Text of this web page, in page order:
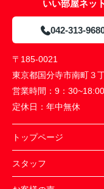
いい部屋ネッ
042-313-
〒185-0021
東京都国分寺市南町３
営業時間： 9：30~18:00
定休日： 年中無休
トップページ
スタッフ